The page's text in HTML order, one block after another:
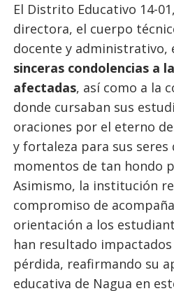
El Distrito Educativo 14-
directora, el cuerpo
docente y administrativo,
sinceras condolencias a
afectadas, así como a la
donde cursaban sus
oraciones por el eterno
y fortaleza para sus seres
momentos de tan hondo
Asimismo, la institución
compromiso de
orientación a los
han resultado
pérdida, reafirmando su
educativa de Nagua en